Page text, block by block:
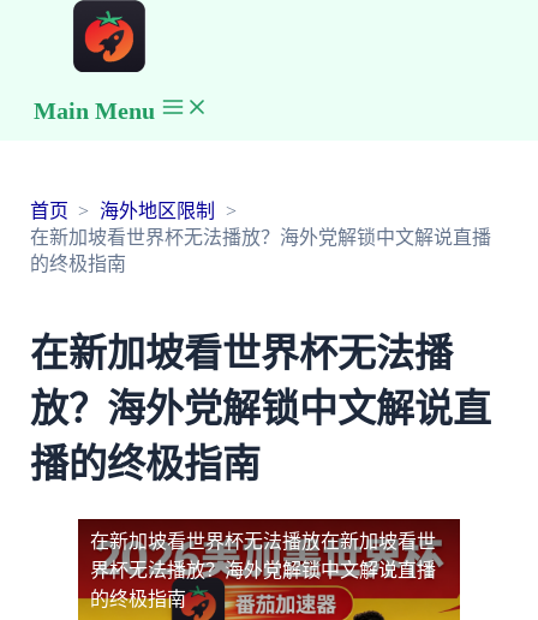
Main Menu
首页
海外地区限制
在新加坡看世界杯无法播放？海外党解锁中文解说直播
的终极指南
在新加坡看世界杯无法播
放？海外党解锁中文解说直
播的终极指南
在新加坡看世界杯无法播放在新加坡看世
界杯无法播放？海外党解锁中文解说直播
的终极指南